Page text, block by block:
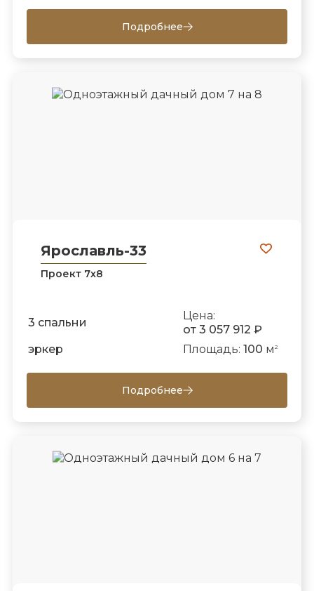
Подробнее
Ярославль-33
Проект 7х8
3 спальни
Цена:
от 3 057 912 ₽
эркер
Площадь: 100 м 2
Подробнее